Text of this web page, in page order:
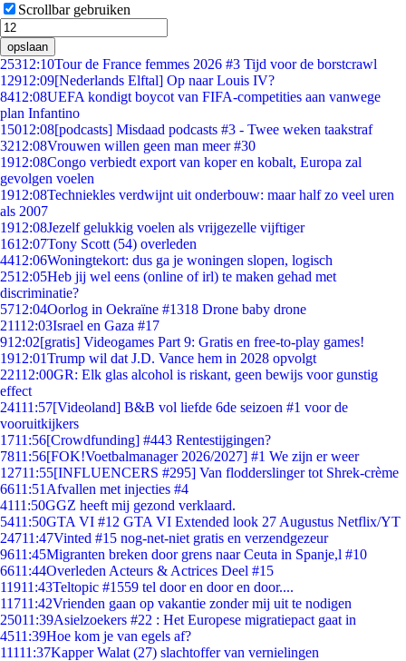
Scrollbar gebruiken
opslaan
25312:10Tour de France femmes 2026 #3 Tijd voor de borstcrawl
12912:09[Nederlands Elftal] Op naar Louis IV?
8412:08UEFA kondigt boycot van FIFA-competities aan vanwege
plan Infantino
15012:08[podcasts] Misdaad podcasts #3 - Twee weken taakstraf
3212:08Vrouwen willen geen man meer #30
1912:08Congo verbiedt export van koper en kobalt, Europa zal
gevolgen voelen
1912:08Techniekles verdwijnt uit onderbouw: maar half zo veel uren
als 2007
1912:08Jezelf gelukkig voelen als vrijgezelle vijftiger
1612:07Tony Scott (54) overleden
4412:06Woningtekort: dus ga je woningen slopen, logisch
2512:05Heb jij wel eens (online of irl) te maken gehad met
discriminatie?
5712:04Oorlog in Oekraïne #1318 Drone baby drone
21112:03Israel en Gaza #17
912:02[gratis] Videogames Part 9: Gratis en free-to-play games!
1912:01Trump wil dat J.D. Vance hem in 2028 opvolgt
22112:00GR: Elk glas alcohol is riskant, geen bewijs voor gunstig
effect
24111:57[Videoland] B&B vol liefde 6de seizoen #1 voor de
vooruitkijkers
1711:56[Crowdfunding] #443 Rentestijgingen?
7811:56[FOK!Voetbalmanager 2026/2027] #1 We zijn er weer
12711:55[INFLUENCERS #295] Van flodderslinger tot Shrek-crème
6611:51 Afvallen met injecties #4
4111:50GGZ heeft mij gezond verklaard.
5411:50GTA VI #12 GTA VI Extended look 27 Augustus Netflix/YT
24711:47Vinted #15 nog-net-niet gratis en verzendgezeur
9611:45Migranten breken door grens naar Ceuta in Spanje,l #10
6611:44Overleden Acteurs & Actrices Deel #15
11911:43Teltopic #1559 tel door en door en door....
11711:42Vrienden gaan op vakantie zonder mij uit te nodigen
25011:39Asielzoekers #22 : Het Europese migratiepact gaat in
4511:39Hoe kom je van egels af?
11111:37Kapper Walat (27) slachtoffer van vernielingen